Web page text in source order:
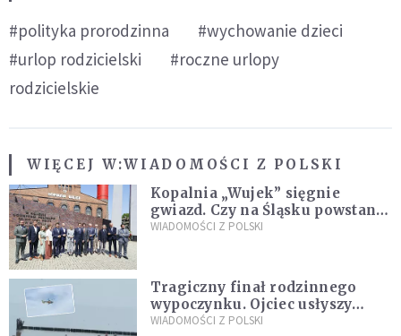
#polityka prorodzinna
#wychowanie dzieci
#urlop rodzicielski
#roczne urlopy
rodzicielskie
WIĘCEJ W:WIADOMOŚCI Z POLSKI
Kopalnia „Wujek” sięgnie
gwiazd. Czy na Śląsku powstanie
„Dolina Krzemowa”?
WIADOMOŚCI Z POLSKI
Tragiczny finał rodzinnego
wypoczynku. Ojciec usłyszy
zarzuty
WIADOMOŚCI Z POLSKI